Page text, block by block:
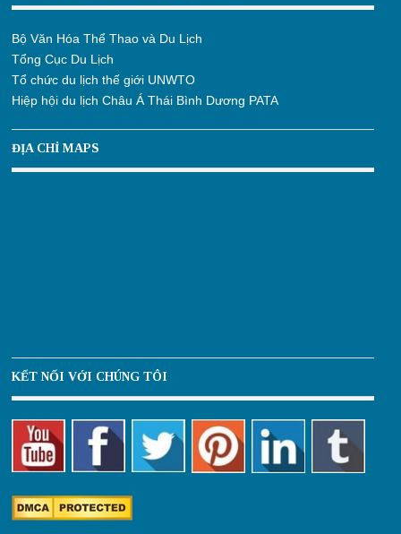
Bộ Văn Hóa Thể Thao và Du Lịch
Tổng Cục Du Lịch
Tổ chức du lịch thế giới UNWTO
Hiệp hội du lịch Châu Á Thái Bình Dương PATA
ĐỊA CHỈ MAPS
KẾT NỐI VỚI CHÚNG TÔI